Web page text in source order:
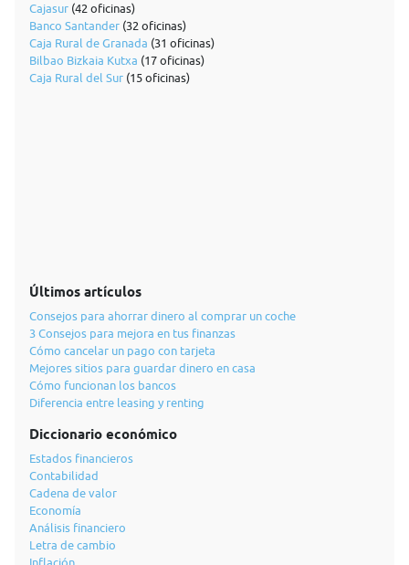
Cajasur (42 oficinas)
Banco Santander (32 oficinas)
Caja Rural de Granada (31 oficinas)
Bilbao Bizkaia Kutxa (17 oficinas)
Caja Rural del Sur (15 oficinas)
Últimos artículos
Consejos para ahorrar dinero al comprar un coche
3 Consejos para mejora en tus finanzas
Cómo cancelar un pago con tarjeta
Mejores sitios para guardar dinero en casa
Cómo funcionan los bancos
Diferencia entre leasing y renting
Diccionario económico
Estados financieros
Contabilidad
Cadena de valor
Economía
Análisis financiero
Letra de cambio